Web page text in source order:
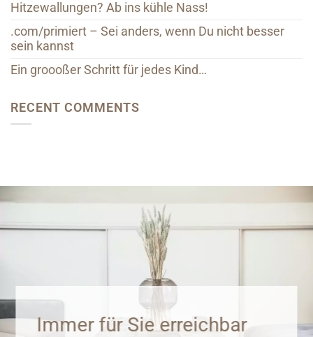
Hitzewallungen? Ab ins kühle Nass!
.com/primiert – Sei anders, wenn Du nicht besser
sein kannst
Ein groooßer Schritt für jedes Kind…
RECENT COMMENTS
Immer für Sie erreichbar